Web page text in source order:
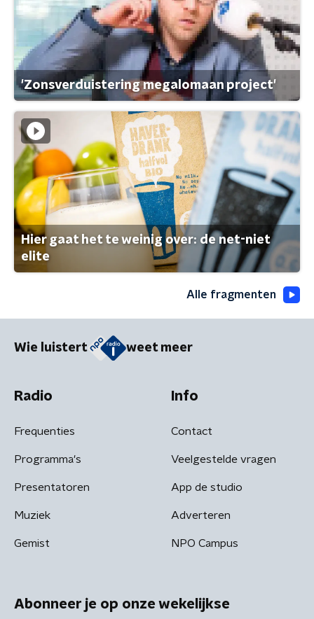
'Zonsverduistering megalomaan project'
Hier gaat het te weinig over: de net-niet
elite
Alle fragmenten
Wie luistert weet meer
Radio
Frequenties
Programma's
Presentatoren
Muziek
Gemist
Info
Contact
Veelgestelde vragen
App de studio
Adverteren
NPO Campus
Abonneer je op onze wekelijkse